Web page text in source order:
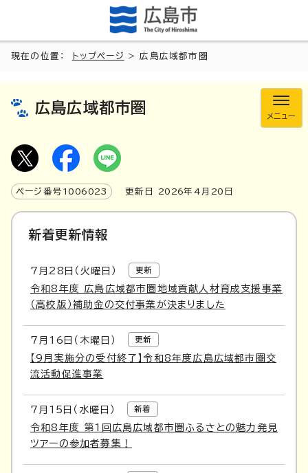
現在の位置： トップページ > 広島広域都市圏
広島広域都市圏
メニュー
ページ番号 1006023 更新日 2026年4月 20 日
新着更新情報
7月 28 日（火曜日） 更新
令和8年度 広島広域都市圏地域貢献人材育成支援事業
（高校版）補助金の交付事業が決まりました
7月 16 日（木曜日） 更新
【9月実施分の受付終了】令和8年度広島広域都市圏交
流活動促進事業
7月 15 日（水曜日） 新着
令和8年度 第1回広島広域都市圏ふるさとの魅力発見
ツアーの参加者募集！